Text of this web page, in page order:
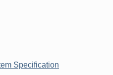
Specification